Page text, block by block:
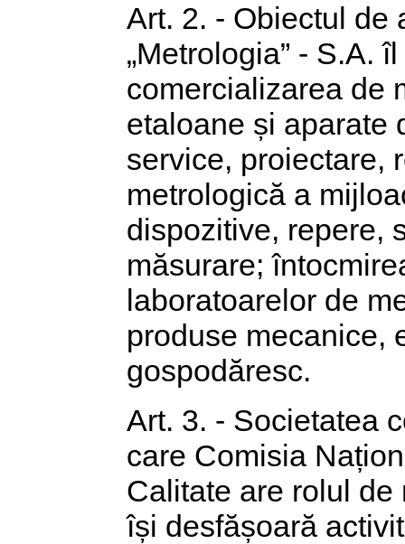
Art. 2. - Obiectul de
„Metrologia” - S.A.
comercializarea de
etaloane și aparate
service, proiectare,
metrologică a
dispozitive, repere,
măsurare;
laboratoarelor de
produse mecanice,
gospodăresc.
Art. 3. - Societatea
care Comisia
Calitate are rolul
își desfășoară